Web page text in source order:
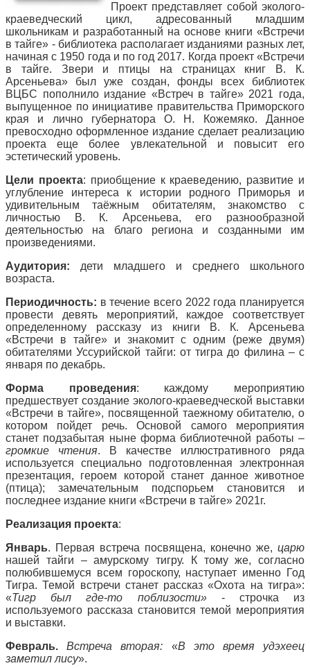
Проект представляет собой эколого-
краеведческий цикл, адресованный младшим
школьникам и разработанный на основе книги «Встречи
в тайге» - библиотека располагает изданиями разных лет,
начиная с 1950 года и по год 2017. Когда проект «Встречи
в тайге. Звери и птицы на страницах книг В. К.
Арсеньева» был уже создан, фонды всех библиотек
ВЦБС пополнило издание «Встреч в тайге» 2021 года,
выпущенное по инициативе правительства Приморского
края и лично губернатора О. Н. Кожемяко. Данное
превосходно оформленное издание сделает реализацию
проекта еще более увлекательной и повысит его
эстетический уровень.
Цели проекта: приобщение к краеведению, развитие и
углубление интереса к истории родного Приморья и
удивительным таёжным обитателям, знакомство с
личностью В. К. Арсеньева, его разнообразной
деятельностью на благо региона и созданными им
произведениями.
Аудитория: дети младшего и среднего школьного
возраста.
Периодичность: в течение всего 2022 года планируется
провести девять мероприятий, каждое соответствует
определенному рассказу из книги В. К. Арсеньева
«Встречи в тайге» и знакомит с одним (реже двумя)
обитателями Уссурийской тайги: от тигра до филина – с
января по декабрь.
Форма проведения: каждому мероприятию
предшествует создание эколого-краеведческой выставки
«Встречи в тайге», посвященной таежному обитателю, о
котором пойдет речь. Основой самого мероприятия
станет подзабытая ныне форма библиотечной работы –
громкие чтения. В качестве иллюстративного ряда
используется специально подготовленная электронная
презентация, героем которой станет данное животное
(птица); замечательным подспорьем становится и
последнее издание книги «Встречи в тайге» 2021г.
Реализация проекта:
Январь. Первая встреча посвящена, конечно же, царю
нашей тайги – амурскому тигру. К тому же, согласно
полюбившемуся всем гороскопу, наступает именно Год
Тигра. Темой встречи станет рассказ «Охота на тигра»:
«Тигр был где-то поблизости»- строчка из
используемого рассказа становится темой мероприятия
и выставки.
Февраль.Встреча вторая: «В это время удэхеец
заметил лису».